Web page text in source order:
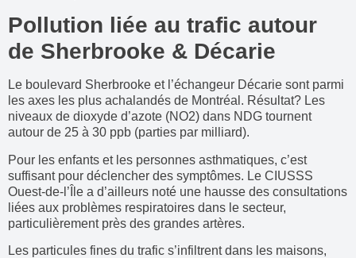
Pollution liée au trafic autour
de Sherbrooke & Décarie
Le boulevard Sherbrooke et l’échangeur Décarie sont parmi
les axes les plus achalandés de Montréal. Résultat? Les
niveaux de dioxyde d’azote (NO2) dans NDG tournent
autour de 25 à 30 ppb (parties par milliard).
Pour les enfants et les personnes asthmatiques, c’est
suffisant pour déclencher des symptômes. Le CIUSSS
Ouest-de-l’Île a d’ailleurs noté une hausse des consultations
liées aux problèmes respiratoires dans le secteur,
particulièrement près des grandes artères.
Les particules fines du trafic s’infiltrent dans les maisons,